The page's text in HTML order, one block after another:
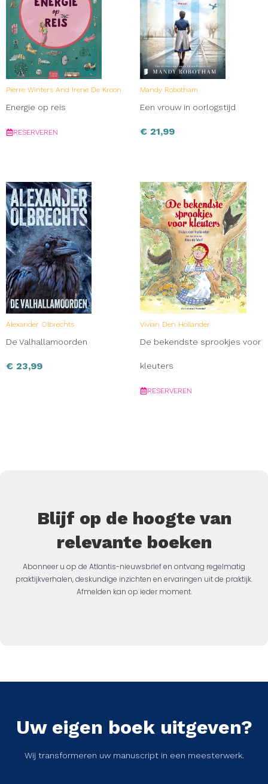
Pierre Winters And Irene De Kroon
Energie op reis
RESERVEREN
Mandy Robotham
Een vrouw in oorlogstijd
€ 21,99
Alexander Olbrechts
De Valhallamoorden
€ 23,99
Vivian Den Hollander
De bekendste sprookjes voor
kleuters
RESERVEREN
Blijf op de hoogte van
relevante boeken
Abonneer u op de Atlantis-nieuwsbrief en ontvang regelmatig
praktijkverhalen, deskundige inzichten en ervaringen uit de praktijk.
Afmelden kan op ieder moment.
Uw eigen boek uitgeven?
Wij transformeren uw manuscript in een meesterwerk.